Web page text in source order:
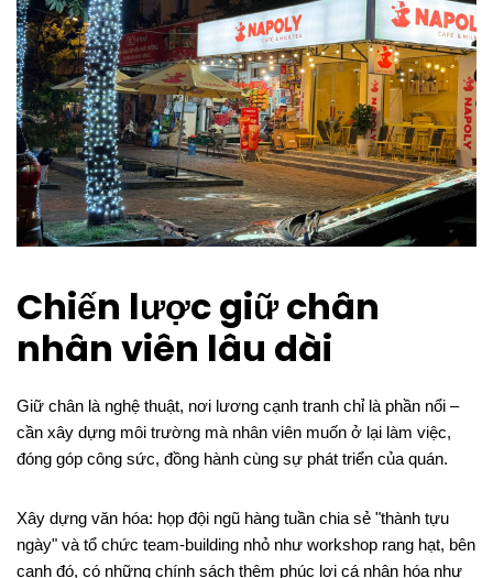
Chiến lược giữ chân
nhân viên lâu dài
Giữ chân là nghệ thuật, nơi lương cạnh tranh chỉ là phần nổi –
cần xây dựng môi trường mà nhân viên muốn ở lại làm việc,
đóng góp công sức, đồng hành cùng sự phát triển của quán.
Xây dựng văn hóa: họp đội ngũ hàng tuần chia sẻ "thành tựu
ngày" và tổ chức team-building nhỏ như workshop rang hạt, bên
cạnh đó, có những chính sách thêm phúc lợi cá nhân hóa như